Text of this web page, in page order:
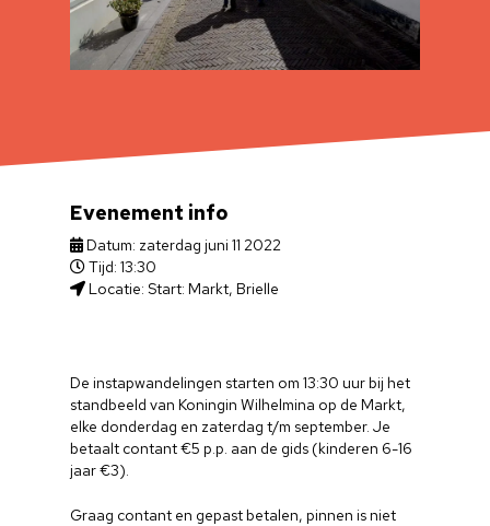
De instapwandelingen starten om 13:30 uur bij het
standbeeld van Koningin Wilhelmina op de Markt,
elke donderdag en zaterdag t/m september. Je
betaalt contant €5 p.p. aan de gids (kinderen 6-16
jaar €3).
Graag contant en gepast betalen, pinnen is niet
Evenement info
Datum: zaterdag juni 11 2022
Tijd: 13:30
Locatie: Start: Markt, Brielle